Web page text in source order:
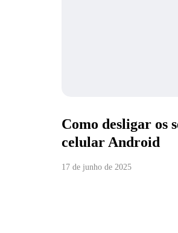
Como desligar os
celular Android
17 de junho de 2025